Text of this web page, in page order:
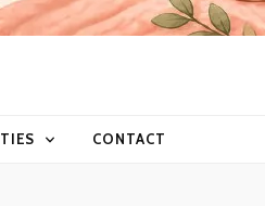
CONTACT